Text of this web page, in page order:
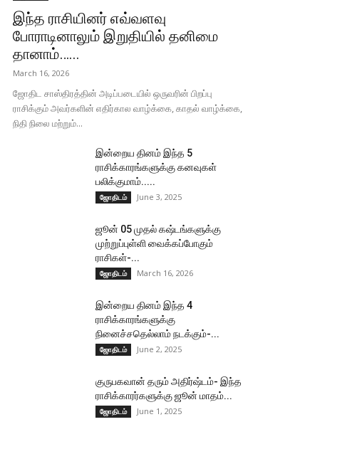
இந்த ராசியினர் எவ்வளவு
போராடினாலும் இறுதியில் தனிமை
தானாம்…...
March 16, 2026
ஜோதிட சாஸ்திரத்தின் அடிப்படையில் ஒருவரின் பிறப்பு
ராசிக்கும் அவர்களின் எதிர்கால வாழ்க்கை, காதல் வாழ்க்கை,
நிதி நிலை மற்றும்...
இன்றைய தினம் இந்த 5
ராசிக்காரங்களுக்கு கனவுகள்
பலிக்குமாம்.....
ஜோதிடம் June 3, 2025
ஜூன் 05 முதல் கஷ்டங்களுக்கு
முற்றுப்புள்ளி வைக்கப்போகும்
ராசிகள்-...
ஜோதிடம் March 16, 2026
இன்றைய தினம் இந்த 4
ராசிக்காரங்களுக்கு
நினைச்சதெல்லாம் நடக்கும்-...
ஜோதிடம் June 2, 2025
குருபகவான் தரும் அதிர்ஷ்டம்- இந்த
ராசிக்காரர்களுக்கு ஜூன் மாதம்...
ஜோதிடம் June 1, 2025